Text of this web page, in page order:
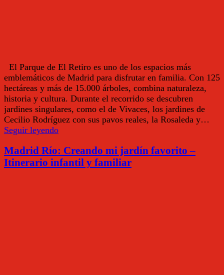
El Parque de El Retiro es uno de los espacios más
emblemáticos de Madrid para disfrutar en familia. Con 125
hectáreas y más de 15.000 árboles, combina naturaleza,
historia y cultura. Durante el recorrido se descubren
jardines singulares, como el de Vivaces, los jardines de
Cecilio Rodríguez con sus pavos reales, la Rosaleda y…
Seguir leyendoParque
El
Retiro
–
Madrid Río: Creando mi jardín favorito –
Itinerario infantil y familiar